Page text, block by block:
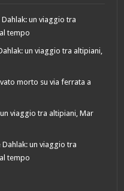
un viaggio tra
tempo
un viaggio tra altipiani,
morto su via ferrata a
viaggio tra altipiani, Mar
Dahlak: un viaggio tra
tempo